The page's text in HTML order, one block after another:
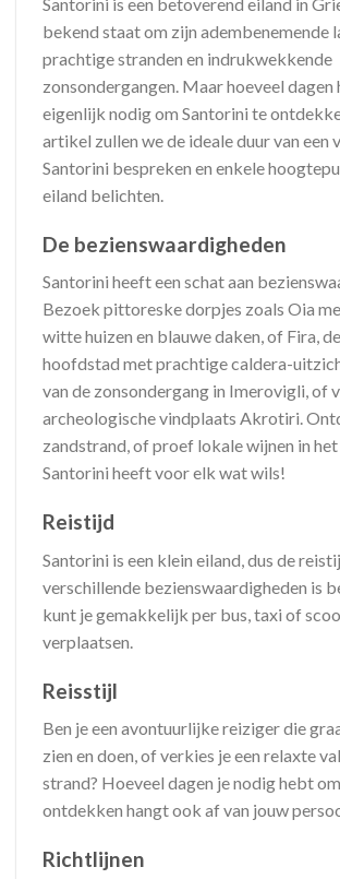
bekend staat om zijn adembenemende
prachtige stranden en indrukwekkende
zonsondergangen. Maar hoeveel dagen
eigenlijk nodig om Santorini te
artikel zullen we de ideale duur van een
Santorini bespreken en enkele
eiland belichten.
De bezienswaardigheden
Santorini heeft een schat aan
Bezoek pittoreske dorpjes zoals Oia
witte huizen en blauwe daken, of Fira,
hoofdstad met prachtige caldera-
van de zonsondergang in Imerovigli, of
archeologische vindplaats Akrotiri.
zandstrand, of proef lokale wijnen in
Santorini heeft voor elk wat wils!
Reistijd
Santorini is een klein eiland, dus de
verschillende bezienswaardigheden is
kunt je gemakkelijk per bus, taxi of
verplaatsen.
Reisstijl
Ben je een avontuurlijke reiziger die
zien en doen, of verkies je een relaxte
strand? Hoeveel dagen je nodig hebt
ontdekken hangt ook af van jouw
Richtlijnen